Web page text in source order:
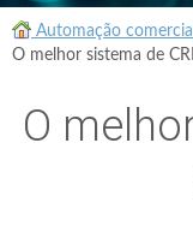
Automação comercial
O melhor sistema de
O